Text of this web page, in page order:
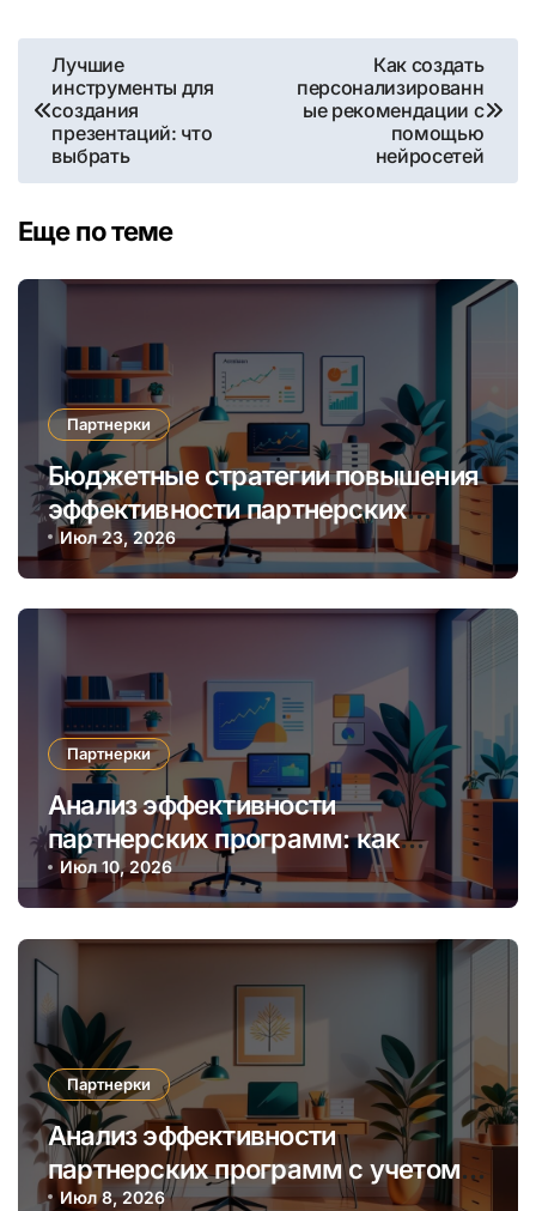
Навигация
по
записям
Лучшие
инструменты для
создания
презентаций: что
выбрать
Как создать
персонализированн
ые рекомендации с
помощью
нейросетей
Еще по теме
Партнерки
Бюджетные стратегии повышения
эффективности партнерских
программ через автоматизацию и
аналитику
Июл 23, 2026
Партнерки
Анализ эффективности
партнерских программ: как
выбрать наиболее прибыльную
нишу и алгоритмы мониторинга
Июл 10, 2026
Партнерки
Анализ эффективности
партнерских программ с учетом
сезонных и трендовых факторов
Июл 8, 2026